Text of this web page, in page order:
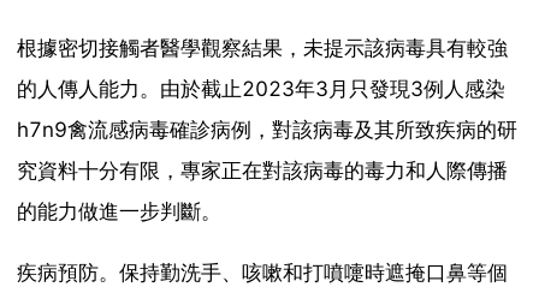
根據密切接觸者醫學觀察結果，未提示該病毒具有較強
的人傳人能力。由於截止2023年3月只發現3例人感染
h7n9禽流感病毒確診病例，對該病毒及其所致疾病的研
究資料十分有限，專家正在對該病毒的毒力和人際傳播
的能力做進一步判斷。
疾病預防。保持勤洗手、咳嗽和打噴嚏時遮掩口鼻等個